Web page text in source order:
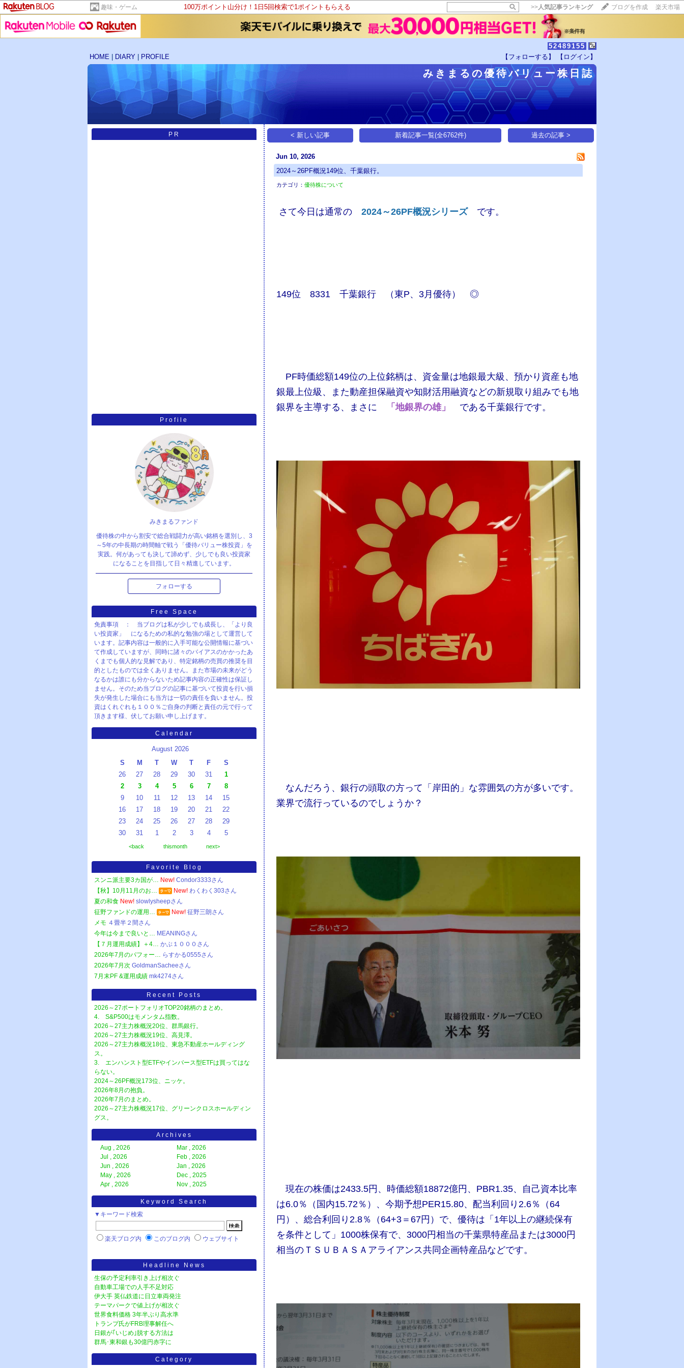
趣味・ゲーム 100万ポイント山分け！1日5回検索で1ポイントもらえる >>人気記事ランキング ブログを作成 楽天市場
52489155
HOME
DIARY PROFILE 【フォローする】 【ログイン】
みきまるの優待バリュー株日誌15記事にいいね！で1ポイント
PR
Profile
みきまるファンド
優待株の中から割安で総合戦闘力が高い銘柄を選別し、3
～5年の中長期の時間軸で戦う「優待バリュー株投資」を
実践。何があっても決して諦めず、少しでも良い投資家
になることを目指して日々精進しています。
フォローする
Free Space
免責事項 ： 当ブログは私が少しでも成長し、「より良
い投資家」 になるための私的な勉強の場として運営して
います。記事内容は一般的に入手可能な公開情報に基づい
て作成していますが、同時に諸々のバイアスのかかったあ
くまでも個人的な見解であり、特定銘柄の売買の推奨を目
的としたものでは全くありません。また市場の未来がどう
なるかは誰にも分からないため記事内容の正確性は保証し
ません。そのため当ブログの記事に基づいて投資を行い損
失が発生した場合にも当方は一切の責任を負いません。投
資はくれぐれも１００％ご自身の判断と責任の元で行って
頂きます様、伏してお願い申し上げます。
Calendar
August 2026
S
M T W T F
S
26
27 28 29 30 31
1
2
3 4 5 6 7
8
9
10 11 12 13 14
15
16
17 18 19 20 21
22
23
24 25 26 27 28
29
30
31 1 2 3 4 5
<back thismonth next>
Favorite Blog
スンニ派主要3カ国が… New! Condor3333さん
【秋】10月11月のお…
New! わくわく303さん
夏の和食 New! slowlysheepさん
征野ファンドの運用…
New! 征野三朗さん
メモ ４畳半２間さん
今年は今まで良いと… MEANINGさん
【７月運用成績】＋4… かぶ１０００さん
2026年7月のパフォー… らすかる0555さん
2026年7月次 GoldmanSacheeさん
7月末PF &運用成績 mk4274さん
Recent Posts
2026～27ポートフォリオTOP20銘柄のまとめ。
4. S&P500はモメンタム指数。
2026～27主力株概況20位、群馬銀行。
2026～27主力株概況19位、高見澤。
2026～27主力株概況18位、東急不動産ホールディング
ス。
3. エンハンスト型ETFやインバース型ETFは買ってはな
らない。
2024～26PF概況173位、ニッケ。
2026年8月の抱負。
2026年7月のまとめ。
2026～27主力株概況17位、グリーンクロスホールディン
グス。
Archives
Aug , 2026
Jul , 2026
Jun , 2026
May , 2026
Apr , 2026
Mar , 2026
Feb , 2026
Jan , 2026
Dec , 2025
Nov , 2025
Keyword Search
▼キーワード検索
楽天ブログ内 このブログ内 ウェブサイト
Headline News
生保の予定利率引き上げ相次ぐ
自動車工場での人手不足対応
伊大手 英仏鉄道に日立車両発注
テーマパークで値上げが相次ぐ
世界食料価格 3年半ぶり高水準
トランプ氏がFRB理事解任へ
日銀が｢いじめ｣脱する方法は
群馬･東和銀も30億円赤字に
Category
< 新しい記事 新着記事一覧(全6762件) 過去の記事 >
Jun 10, 2026
2024～26PF概況149位、千葉銀行。
カテゴリ：優待株について
さて今日は通常の2024～26PF概況シリーズです。​
149位 8331 千葉銀行 （東P、3月優待） ◎
​​​ PF時価総額149位の上位銘柄は、資金量は地銀最大級、預かり資産も地
銀最上位級、また動産担保融資や知財活用融資などの新規取り組みでも地
銀界を主導する、まさに
「地銀界の雄」 である千葉銀行です。
なんだろう、銀行の頭取の方って「岸田的」な雰囲気の方が多いです。
業界で流行っているのでしょうか？
現在の株価は2433.5円、時価総額18872億円、PBR1.35、自己資本比率
は6.0％（国内15.72％）、今期予想PER15.80、配当利回り2.6％（64
円）、総合利回り2.8％（64+3＝67円）で、優待は「1年以上の継続保有
を条件として」1000株保有で、3000円相当の千葉県特産品または3000円
相当のＴＳＵＢＡＳＡアライアンス共同企画特産品などです。​​​